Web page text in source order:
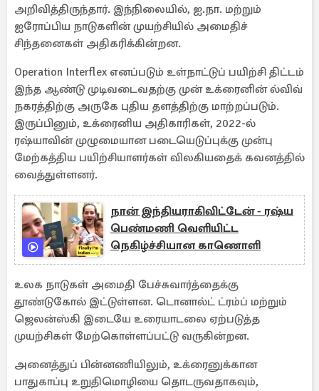
அறிவித்திருந்தார். இந்நிலையில், ஐ.நா. மற்றும்
ஐரோப்பிய நாடுகளின் முயற்சியில் அமைதிச்
சிந்தனைகள் அதிகரிக்கின்றன.
Operation Interflex எனப்படும் உள்நாட்டுப் பயிற்சி திட்டம்
இந்த ஆண்டு முடிவடைவதற்கு முன் உக்ரைனின் ல்விவ்
நகரத்திற்கு அருகே புதிய தளத்திற்கு மாற்றப்படும்.
இருப்பினும், உக்ரைனிய அதிகாரிகள், 2022-ல்
ரஷ்யாவின் முழுமையான படையெடுப்புக்கு முன்பு
மேற்கத்திய பயிற்சியாளர்கள் விலகியதைக் கவனத்தில்
வைத்துள்ளனர்.
நான் இந்தியராகிவிட்டேன் - ரஷ்ய
பெண்மணி வெளியிட்ட
நெகிழ்ச்சியான காணொளி
உலக நாடுகள் அமைதி பேச்சுவார்த்தைக்கு
தூண்டுகோல் இட்டுள்ளன. டொனால்ட் ட்ரம்ப் மற்றும்
ஜெலன்ஸ்கி இடையே உரையாடலை ஏற்படுத்த
முயற்சிகள் மேற்கொள்ளப்பட்டு வருகின்றன.
அனைத்துப் பின்னணியிலும், உக்ரைனுக்கான
பாதுகாப்பு உறுதிமொழியை தொடருவதாகவும்,